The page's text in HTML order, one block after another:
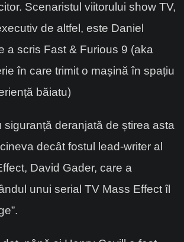
Scenaristul viitorului show TV,
de altfel, este Daniel
a scris Fast & Furious 9 (aka
în care trimit o mașină în spațiu
băiatu)
siguranță deranjată de știrea asta
decât fostul lead-writer al
David Gader, care a
unui serial TV Mass Effect îl